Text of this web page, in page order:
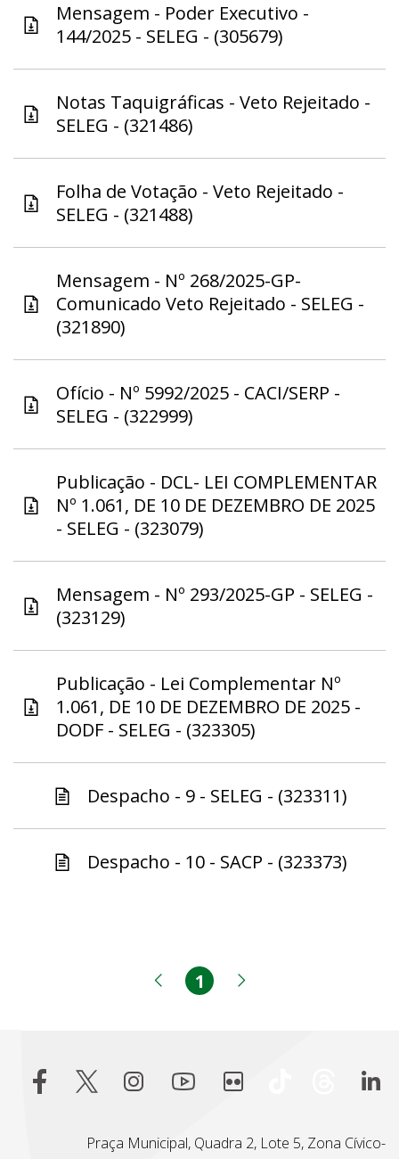
Mensagem - Poder Executivo -
144/2025 - SELEG - (305679)
Notas Taquigráficas - Veto Rejeitado -
SELEG - (321486)
Folha de Votação - Veto Rejeitado -
SELEG - (321488)
Mensagem - Nº 268/2025-GP-
Comunicado Veto Rejeitado - SELEG -
(321890)
Ofício - Nº 5992/2025 - CACI/SERP -
SELEG - (322999)
Publicação - DCL- LEI COMPLEMENTAR
Nº 1.061, DE 10 DE DEZEMBRO DE 2025
- SELEG - (323079)
Mensagem - Nº 293/2025-GP - SELEG -
(323129)
Publicação - Lei Complementar Nº
1.061, DE 10 DE DEZEMBRO DE 2025 -
DODF - SELEG - (323305)
Despacho - 9 - SELEG - (323311)
Despacho - 10 - SACP - (323373)
Página anterior
Página
1
Praça Municipal, Quadra 2, Lote 5, Zona Cívico-